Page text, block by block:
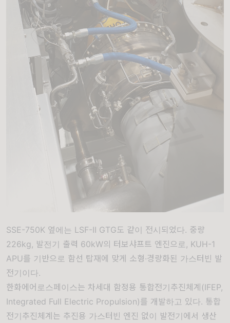
SSE-750K 옆에는 LSF-II GTG도 같이 전시되었다. 중량
226kg, 발전기 출력 60kW의 터보샤프트 엔진으로, KUH-1
APU를 기반으로 함선 탑재에 맞게 소형·경량화된 가스터빈 발
전기이다.
한화에어로스페이스는 차세대 함정용 통합전기추진체계(IFEP,
Integrated Full Electric Propulsion)를 개발하고 있다. 통합
전기추진체계는 추진용 가스터빈 엔진 없이 발전기에서 생산